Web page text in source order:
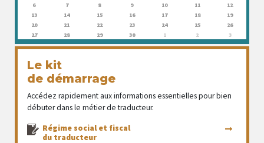
6
7 8 9 10 11
12
13
14 15 16 17 18
19
20
21 22 23 24 25
26
27
28 29 30 1 2 3
Le kit
de démarrage
Accédez rapidement aux informations essentielles pour bien
débuter dans le métier de traducteur.
Régime social et fiscal
du traducteur